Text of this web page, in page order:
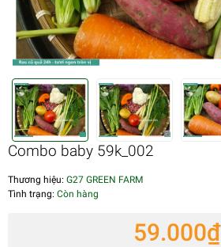
Combo baby 59k_002
Thương hiệu: G27 GREEN FARM
Tình trạng: Còn hàng
59.000₫